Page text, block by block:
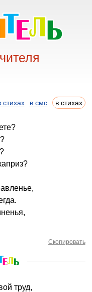
стихах в смс в стихах
Скопировать
труд,